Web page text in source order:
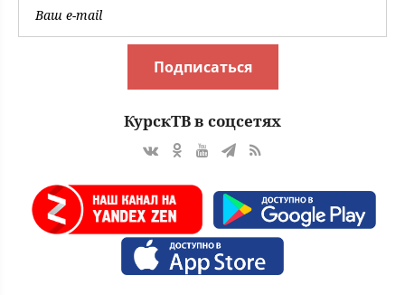
Тверь ново
Подписаться
КурскТВ в соцсетях